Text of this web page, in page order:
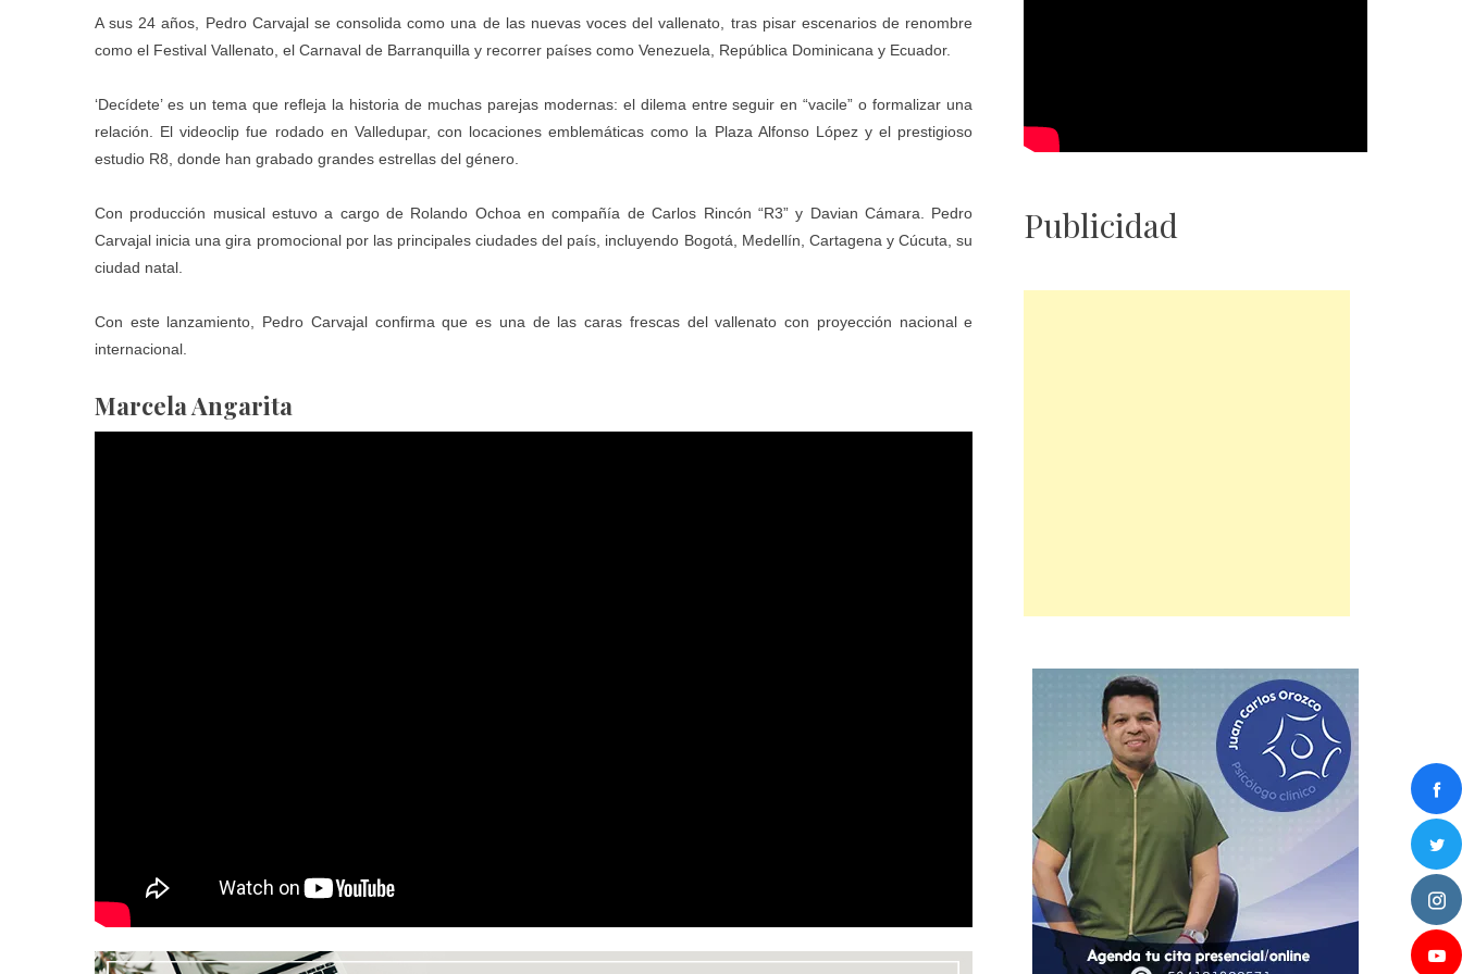
A sus 24 años, Pedro Carvajal se consolida como una de las nuevas voces del vallenato, tras pisar escenarios de renombre
como el Festival Vallenato, el Carnaval de Barranquilla y recorrer países como Venezuela, República Dominicana y Ecuador.
‘Decídete’ es un tema que refleja la historia de muchas parejas modernas: el dilema entre seguir en “vacile” o formalizar una
relación. El videoclip fue rodado en Valledupar, con locaciones emblemáticas como la Plaza Alfonso López y el prestigioso
estudio R8, donde han grabado grandes estrellas del género.
Con producción musical estuvo a cargo de Rolando Ochoa en compañía de Carlos Rincón “R3” y Davian Cámara. Pedro
Carvajal inicia una gira promocional por las principales ciudades del país, incluyendo Bogotá, Medellín, Cartagena y Cúcuta, su
ciudad natal.
Con este lanzamiento, Pedro Carvajal confirma que es una de las caras frescas del vallenato con proyección nacional e
internacional.
Marcela Angarita
Publicidad